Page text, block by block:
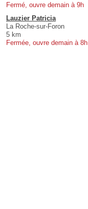
Fermé, ouvre demain à 9h
Lauzier Patricia
La Roche-sur-Foron
5 km
Fermée, ouvre demain à 8h